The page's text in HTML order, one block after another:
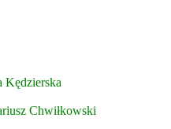
Kędzierska
Chwiłkowski